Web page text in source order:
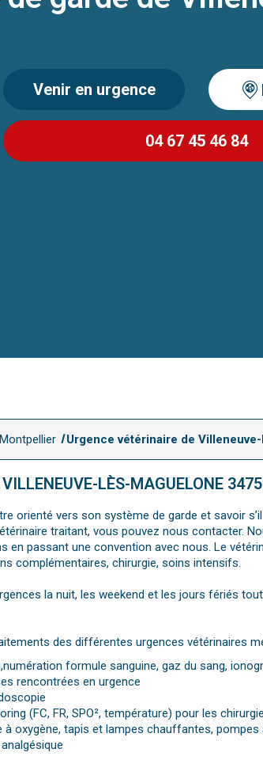
Venir en urgence
04 67 45 46 84
Urgence vétérinaire de
LÈS-MAGUELONE
orienté vers son système de garde et savoir s’il
traitant, vous pouvez nous contacter.
passant une convention avec nous. Le
complémentaires, chirurgie, soins intensifs.
la nuit, les weekend et les jours fériés
des différentes urgences vétérinaires
formule sanguine, gaz du sang,
rencontrées en urgence
(FC, FR, SPO², température) pour les
oxygène, tapis et lampes chauffantes,